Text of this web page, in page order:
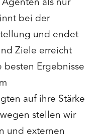
bei der
und endet
Ziele erreicht
Ergebnisse
auf ihre Stärke
stellen wir
und externen